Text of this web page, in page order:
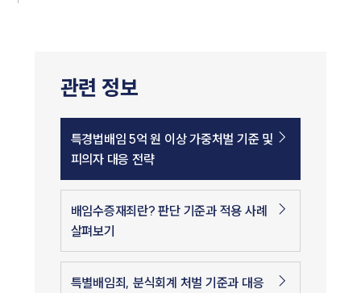
관련 정보
특경법배임 5억 원 이상 가중처벌 기준 및
피의자 대응 전략
배임수증재죄란? 판단 기준과 적용 사례
살펴보기
특별배임죄, 분식회계 처벌 기준과 대응